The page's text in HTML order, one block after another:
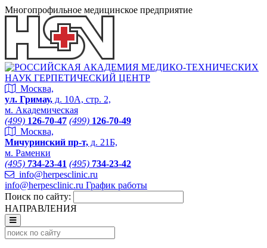
Многопрофильное медицинское предприятие
Москва,
ул. Гримау, д. 10А, стр. 2,
м. Академическая
(499) 126-70-47 (499) 126-70-49
Москва,
Мичуринский пр-т, д. 21Б,
м. Раменки
(495) 734-23-41 (495) 734-23-42
info@herpesclinic.ru
info@herpesclinic.ru График работы
Поиск по сайту:
НАПРАВЛЕНИЯ